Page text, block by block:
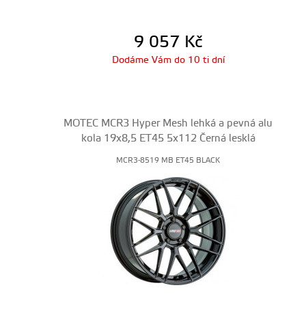
9 057 Kč
Dodáme Vám do 10 ti dní
MOTEC MCR3 Hyper Mesh lehká a pevná alu
kola 19x8,5 ET45 5x112 Černá lesklá
MCR3-8519 MB ET45 BLACK